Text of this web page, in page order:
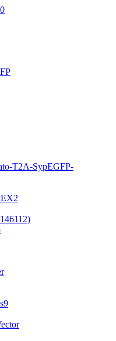
T2A-SypEGFP-